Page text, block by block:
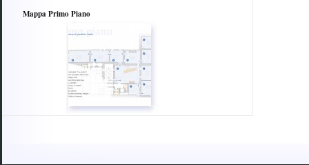
Mappa Primo Piano